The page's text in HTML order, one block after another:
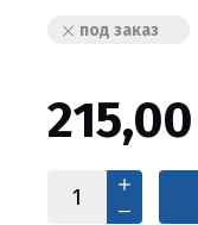
под заказ
215,00